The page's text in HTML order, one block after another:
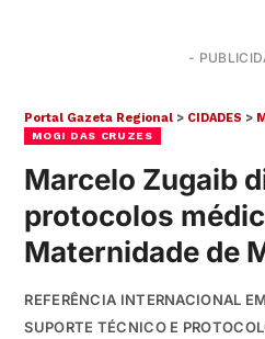
-
Portal Gazeta Regional > CIDADES >
MOGI DAS CRUZES
Marcelo Zugaib
protocolos
Maternidade de
REFERÊNCIA INTERNACIONAL
SUPORTE TÉCNICO E